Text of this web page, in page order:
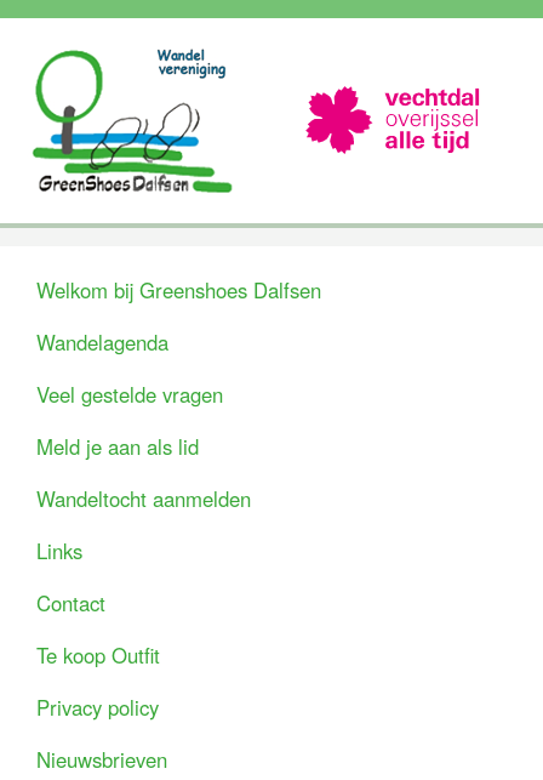
Welkom bij Greenshoes Dalfsen
Wandelagenda
Veel gestelde vragen
Meld je aan als lid
Wandeltocht aanmelden
Links
Contact
Te koop Outfit
Privacy policy
Nieuwsbrieven